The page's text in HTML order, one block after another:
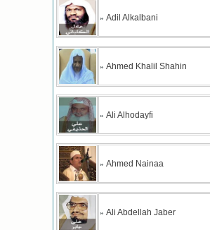
» Adil Alkalbani
» Ahmed Khalil Shahin
» Ali Alhodayfi
» Ahmed Nainaa
» Ali Abdellah Jaber